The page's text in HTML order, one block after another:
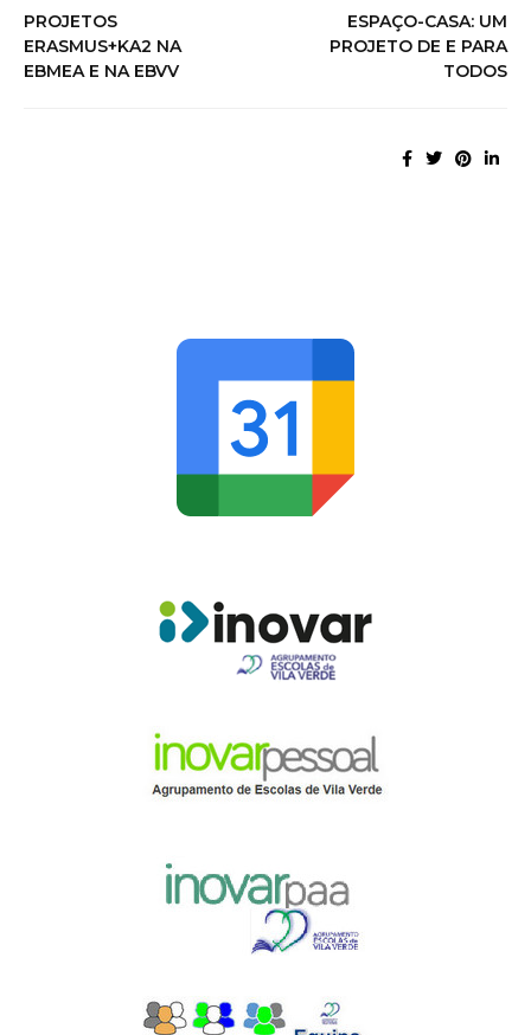
PROJETOS
ERASMUS+KA2 NA
EBMEA E NA EBVV
ESPAÇO-CASA: UM
PROJETO DE E PARA
TODOS